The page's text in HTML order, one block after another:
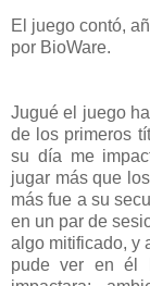
El juego contó,
por BioWare.
Jugué el juego
de los primeros
su día me
jugar más que
más fue a su
en un par de
algo mitificado, y
pude ver en él